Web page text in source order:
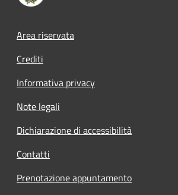
Footer menu
Area riservata
Crediti
Informativa privacy
Note legali
Dichiarazione di accessibilità
Contatti
Prenotazione appuntamento